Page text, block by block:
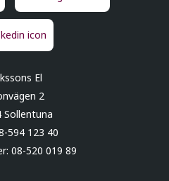
El
2
Sollentuna
594 123 40
08-520 019 89